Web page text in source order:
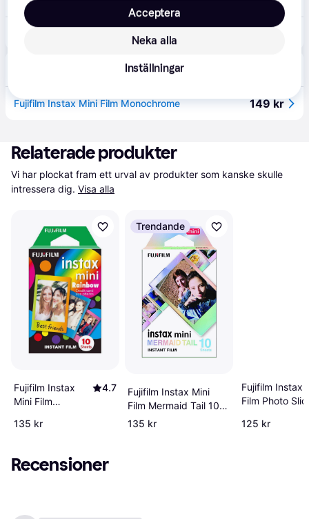
Götaplatsens Foto
Fujifilm Instax Mini Film Monochrome 149 kr
Relaterade produkter
Vi har plockat fram ett urval av produkter som kanske skulle
intressera dig. Visa alla
Fujifilm Instax
Mini Film
4.7
135 kr
Trendande
Fujifilm Instax Mini
Film Mermaid Tail 10
pack
135 kr
Fujifilm Instax
Film Photo
125 kr
Recensioner
Neka alla
Acceptera
Inställningar